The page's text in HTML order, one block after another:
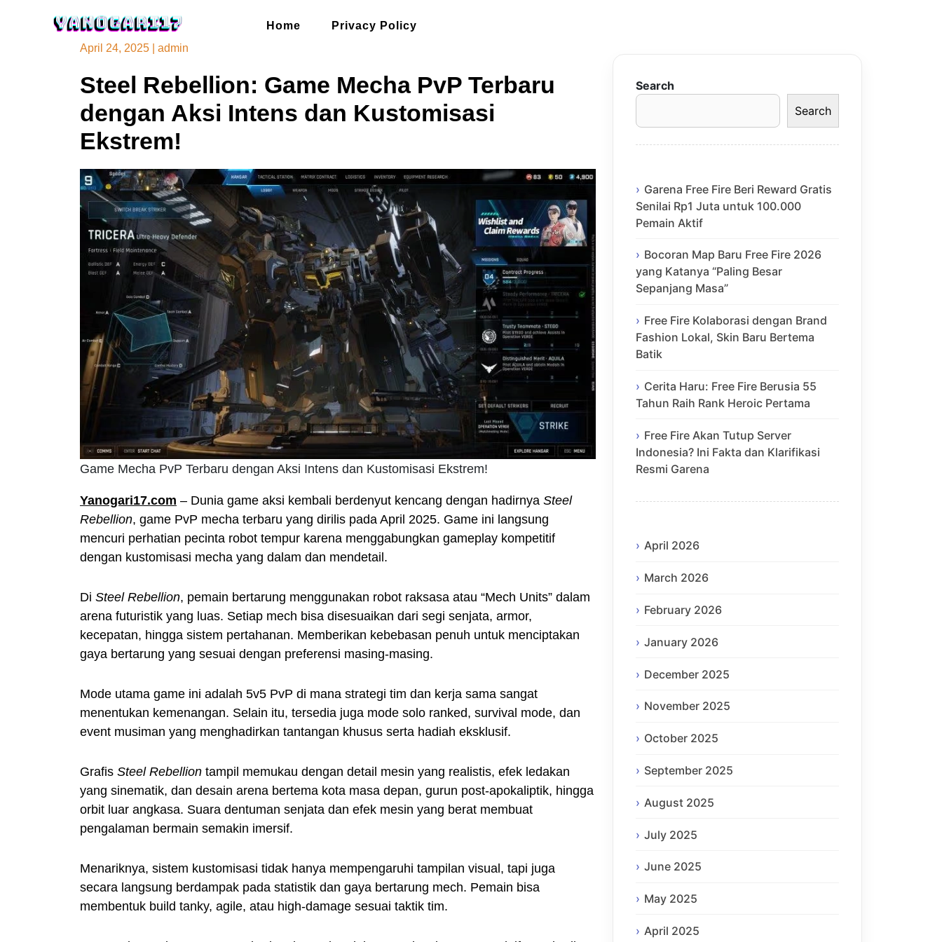
Home
Privacy Policy
April 24, 2025
admin
Steel Rebellion: Game Mecha PvP Terbaru
dengan Aksi Intens dan Kustomisasi
Ekstrem!
Game Mecha PvP Terbaru dengan Aksi Intens dan Kustomisasi Ekstrem!
Yanogari17.com – Dunia game aksi kembali berdenyut kencang dengan hadirnya Steel
Rebellion, game PvP mecha terbaru yang dirilis pada April 2025. Game ini langsung
mencuri perhatian pecinta robot tempur karena menggabungkan gameplay kompetitif
dengan kustomisasi mecha yang dalam dan mendetail.
Di Steel Rebellion, pemain bertarung menggunakan robot raksasa atau “Mech Units” dalam
arena futuristik yang luas. Setiap mech bisa disesuaikan dari segi senjata, armor,
kecepatan, hingga sistem pertahanan. Memberikan kebebasan penuh untuk menciptakan
gaya bertarung yang sesuai dengan preferensi masing-masing.
Mode utama game ini adalah 5v5 PvP di mana strategi tim dan kerja sama sangat
menentukan kemenangan. Selain itu, tersedia juga mode solo ranked, survival mode, dan
event musiman yang menghadirkan tantangan khusus serta hadiah eksklusif.
Grafis Steel Rebellion tampil memukau dengan detail mesin yang realistis, efek ledakan
yang sinematik, dan desain arena bertema kota masa depan, gurun post-apokaliptik, hingga
orbit luar angkasa. Suara dentuman senjata dan efek mesin yang berat membuat
pengalaman bermain semakin imersif.
Menariknya, sistem kustomisasi tidak hanya mempengaruhi tampilan visual, tapi juga
secara langsung berdampak pada statistik dan gaya bertarung mech. Pemain bisa
membentuk build tanky, agile, atau high-damage sesuai taktik tim.
Search
Search
Garena Free Fire Beri Reward Gratis
Senilai Rp1 Juta untuk 100.000
Pemain Aktif
Bocoran Map Baru Free Fire 2026
yang Katanya “Paling Besar
Sepanjang Masa”
Free Fire Kolaborasi dengan Brand
Fashion Lokal, Skin Baru Bertema
Batik
Cerita Haru: Free Fire Berusia 55
Tahun Raih Rank Heroic Pertama
Free Fire Akan Tutup Server
Indonesia? Ini Fakta dan Klarifikasi
Resmi Garena
April 2026
March 2026
February 2026
January 2026
December 2025
November 2025
October 2025
September 2025
August 2025
July 2025
June 2025
May 2025
April 2025